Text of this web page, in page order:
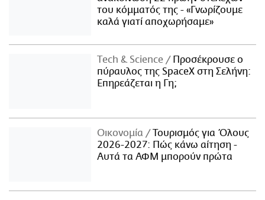
του κόμματός της - «Γνωρίζουμε
καλά γιατί αποχωρήσαμε»
Τech & Science
Προσέκρουσε ο
πύραυλος της SpaceX στη Σελήνη:
Επηρεάζεται η Γη;
Οικονομία
Τουρισμός για Όλους
2026-2027: Πώς κάνω αίτηση -
Αυτά τα ΑΦΜ μπορούν πρώτα